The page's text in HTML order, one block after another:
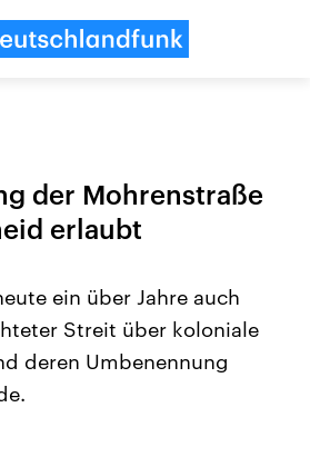
Anhalt
6.
der Mohrenstraße
erlaubt
ein über Jahre auch
Streit über koloniale
deren Umbenennung